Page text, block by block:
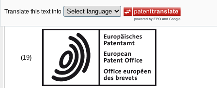
Translate this text into
(19)